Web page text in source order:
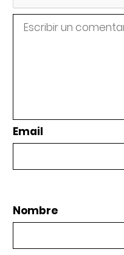
Email
Nombre